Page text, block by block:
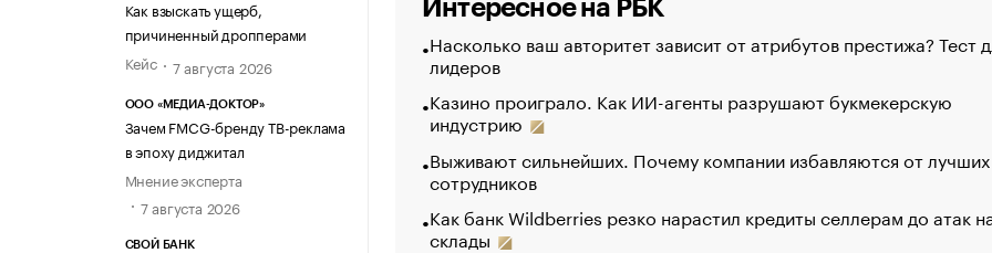
Как взыскать ущерб,
причиненный дропперами
Кейс
7 августа 2026
ООО «МЕДИА-ДОКТОР»
Зачем FMCG-бренду ТВ-реклама
в эпоху диджитал
Мнение эксперта
7 августа 2026
СВОЙ БАНК
Интересное на РБК
Насколько ваш авторитет зависит от атрибутов престижа? Тест
лидеров
Казино проиграло. Как ИИ-агенты разрушают букмекерскую
индустрию
Выживают сильнейших. Почему компании избавляются от лучших
сотрудников
Как банк Wildberries резко нарастил кредиты селлерам до атак
склады